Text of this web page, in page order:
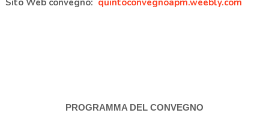
PROGRAMMA DEL CONVEGNO